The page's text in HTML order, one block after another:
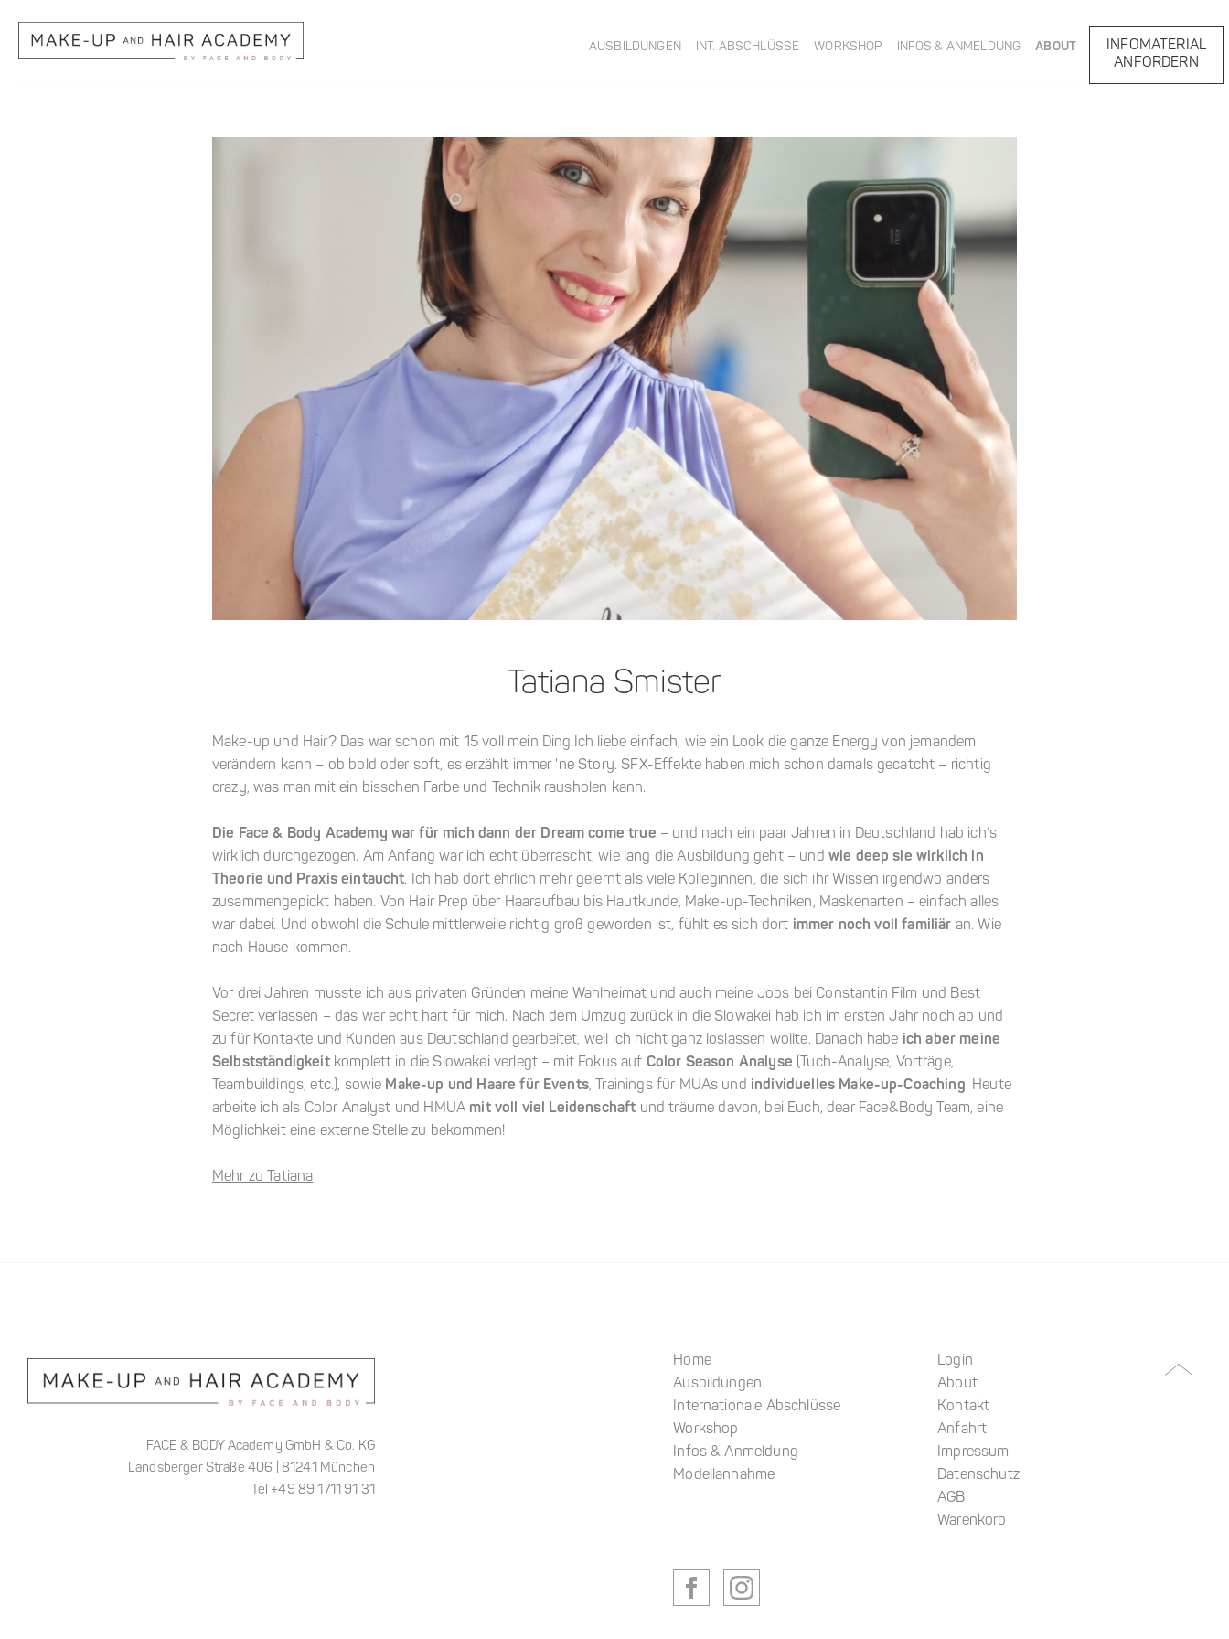
AUSBILDUNGEN INT. ABSCHLÜSSE WORKSHOP INFOS & ANMELDUNG ABOUT
INFOMATERIAL
ANFORDERN
Tatiana Smister
Make-up und Hair? Das war schon mit 15 voll mein Ding.Ich liebe einfach, wie ein Look die ganze Energy von jemandem
verändern kann – ob bold oder soft, es erzählt immer 'ne Story. SFX-Effekte haben mich schon damals gecatcht – richtig
crazy, was man mit ein bisschen Farbe und Technik rausholen kann.
Die Face & Body Academy war für mich dann der Dream come true – und nach ein paar Jahren in Deutschland hab ich’s
wirklich durchgezogen. Am Anfang war ich echt überrascht, wie lang die Ausbildung geht – und wie deep sie wirklich in
Theorie und Praxis eintaucht. Ich hab dort ehrlich mehr gelernt als viele Kolleginnen, die sich ihr Wissen irgendwo anders
zusammengepickt haben. Von Hair Prep über Haaraufbau bis Hautkunde, Make-up-Techniken, Maskenarten – einfach alles
war dabei. Und obwohl die Schule mittlerweile richtig groß geworden ist, fühlt es sich dort immer noch voll familiär an. Wie
nach Hause kommen.
Vor drei Jahren musste ich aus privaten Gründen meine Wahlheimat und auch meine Jobs bei Constantin Film und Best
Secret verlassen – das war echt hart für mich. Nach dem Umzug zurück in die Slowakei hab ich im ersten Jahr noch ab und
zu für Kontakte und Kunden aus Deutschland gearbeitet, weil ich nicht ganz loslassen wollte. Danach habe ich aber meine
Selbstständigkeitkomplett in die Slowakei verlegt – mit Fokus auf Color Season Analyse (Tuch-Analyse, Vorträge,
Teambuildings, etc.), sowie Make-up und Haare für Events, Trainings für MUAs und individuelles Make-up-Coaching. Heute
arbeite ich als Color Analyst und HMUA mit voll viel Leidenschaft und träume davon, bei Euch, dear Face&Body Team, eine
Möglichkeit eine externe Stelle zu bekommen!
Mehr zu Tatiana
FACE & BODY Academy GmbH & Co. KG
Landsberger Straße 406 | 81241 München
Tel +49 89 1711 91 31
Home
Ausbildungen
Internationale Abschlüsse
Workshop
Infos & Anmeldung
Modellannahme
Login
About
Kontakt
Anfahrt
Impressum
Datenschutz
AGB
Warenkorb